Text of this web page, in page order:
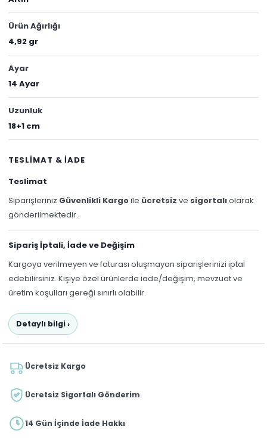
Ürün Ağırlığı
4,92 gr
Ayar
14 Ayar
Uzunluk
18+1 cm
TESLİMAT & İADE
Teslimat
Siparişleriniz Güvenlikli Kargoile ücretsiz ve sigortalıolarak
gönderilmektedir.
Sipariş İptali, İade ve Değişim
Kargoya verilmeyen ve faturası oluşmayan siparişlerinizi iptal
edebilirsiniz. Kişiye özel ürünlerde iade/değişim, mevzuat ve
üretim koşulları gereği sınırlı olabilir.
Detaylı bilgi ›
Ücretsiz Kargo
Ücretsiz Sigortalı Gönderim
14 Gün İçinde İade Hakkı